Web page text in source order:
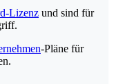
Lizenz und sind für
-Pläne für